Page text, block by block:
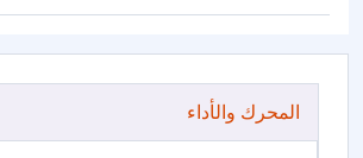
المحرك والأداء